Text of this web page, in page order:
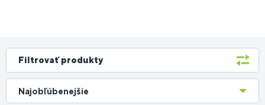
Filtrovať produkty
Najobľúbenejšie